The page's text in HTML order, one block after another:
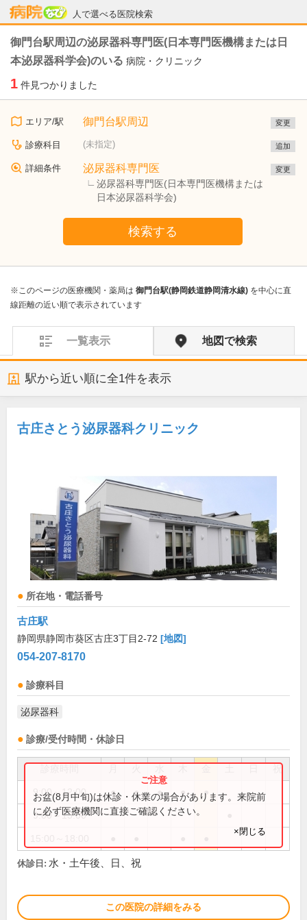
人で選べる医院検索
病院なび
御門台駅周辺の泌尿器科専門医(日本専門医機構または日
本泌尿器科学会)のいる 病院・クリニック
1 件見つかりました
エリア/駅 御門台駅周辺 変更
診療科目 (未指定) 追加
詳細条件 泌尿器科専門医
泌尿器科専門医(日本専門医機構または
日本泌尿器科学会)
変更
検索する
※このページの医療機関・薬局は 御門台駅(静岡鉄道静岡清水線) を中心に直
線距離の近い順で表示されています
一覧表示 地図で検索
駅から近い順に全1件を表示
古庄さとう泌尿器科クリニック
所在地・電話番号
古庄駅
静岡県静岡市葵区古庄3丁目2-72 [地図]
054-207-8170
診療科目
泌尿器科
診療/受付時間・休診日
祝
9:00～12:00 ● ● ● ● ●
9:00～13:00
お盆(8月中旬)は休診・休業の場合があります。来院前
に必ず医療機関に直接ご確認ください。
×閉じる
休診日: 水・土午後、日、祝
この医院の詳細をみる